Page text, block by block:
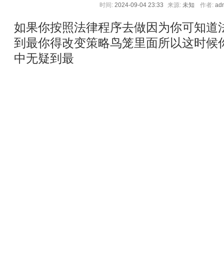
时间: 2024-09-04 23:33 来源: 未知 作者:
如果你按照法律程序去做因为你可知道
到最你得改变策略鸟笼里面所以这时候
中无疑到最